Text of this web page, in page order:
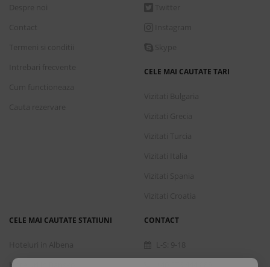
CELE MAI CAUTATE TARI
CELE MAI CAUTATE STATIUNI
Hoteluri in Bansko
CONTACT